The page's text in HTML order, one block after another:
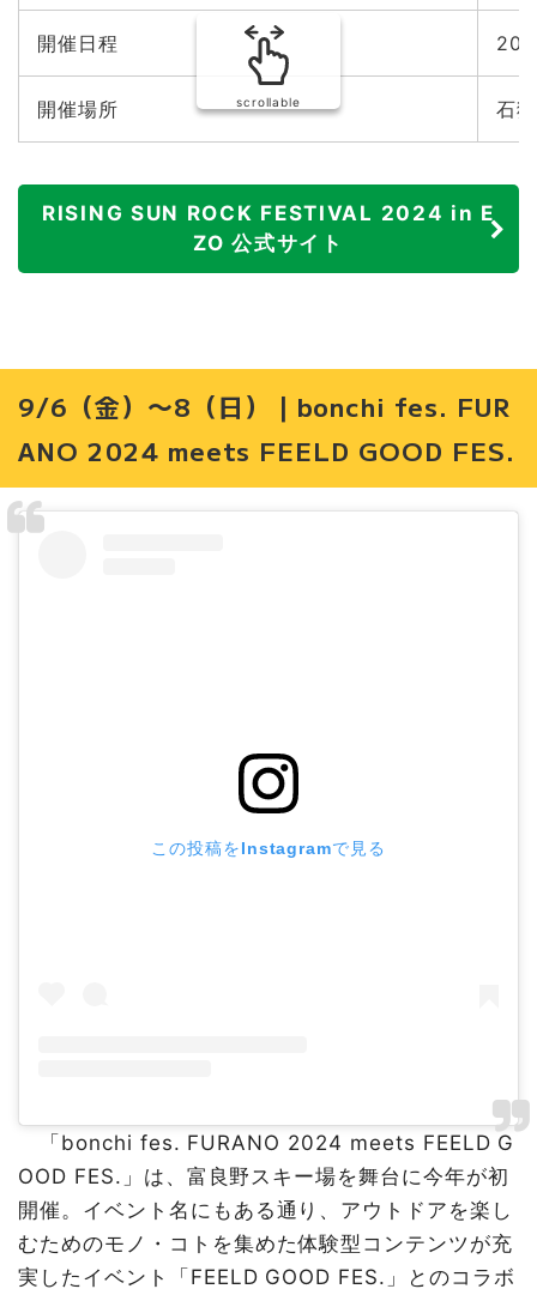
開催日程
開催場所 石
scrollable
RISING SUN ROCK FESTIVAL 2024 in E
ZO 公式サイト
9/6（金）〜8（日）｜bonchi fes. FUR
ANO 2024 meets FEELD GOOD FES.
この投稿をInstagramで見る
「bonchi fes. FURANO 2024 meets FEELD G
OOD FES.」は、富良野スキー場を舞台に今年が初
開催。イベント名にもある通り、アウトドアを楽し
むためのモノ・コトを集めた体験型コンテンツが充
実したイベント「FEELD GOOD FES.」とのコラボ